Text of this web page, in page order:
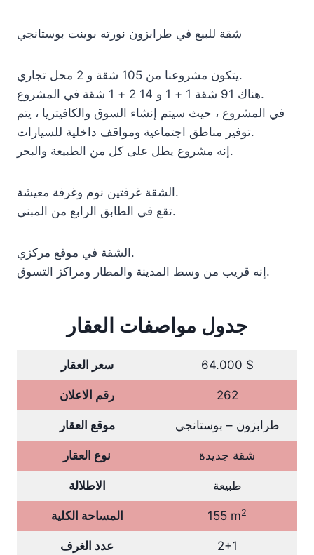
شقة للبيع في طرابزون نورته بوينت بوستانجي
يتكون مشروعنا من 105 شقة و 2 محل تجاري.
هناك 91 شقة 1 + 1 و 14 2 + 1 شقة في المشروع.
في المشروع ، حيث سيتم إنشاء السوق والكافيتريا ، يتم
توفير مناطق اجتماعية ومواقف داخلية للسيارات.
إنه مشروع يطل على كل من الطبيعة والبحر.
الشقة غرفتين نوم وغرفة معيشة.
تقع في الطابق الرابع من المبنى.
الشقة في موقع مركزي.
إنه قريب من وسط المدينة والمطار ومراكز التسوق.
جدول مواصفات العقار
سعر العقار 64.000 $
رقم الاعلان 262
موقع العقار طرابزون – بوستانجي
نوع العقار شقة جديدة
الاطلالة طبيعة
المساحة الكلية 155 m2
عدد الغرف 2+1